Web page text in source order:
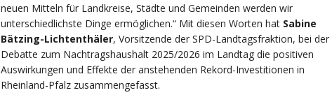
neuen Mitteln für Landkreise, Städte und Gemeinden werden wir
unterschiedlichste Dinge ermöglichen.“ Mit diesen Worten hat Sabine
Bätzing-Lichtenthäler, Vorsitzende der SPD-Landtagsfraktion, bei der
Debatte zum Nachtragshaushalt 2025/2026 im Landtag die positiven
Auswirkungen und Effekte der anstehenden Rekord-Investitionen in
Rheinland-Pfalz zusammengefasst.